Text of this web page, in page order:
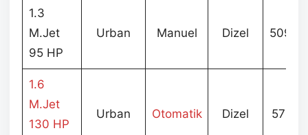
1.3
M.Jet
95 HP
Urban Manuel Dizel
1.6
M.Jet
130 HP
Urban Otomatik Dizel